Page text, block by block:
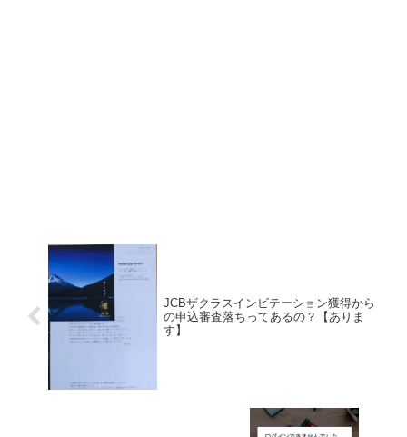
JCBザクラスインビテーション獲得から
の申込審査落ちってあるの？【ありま
す】